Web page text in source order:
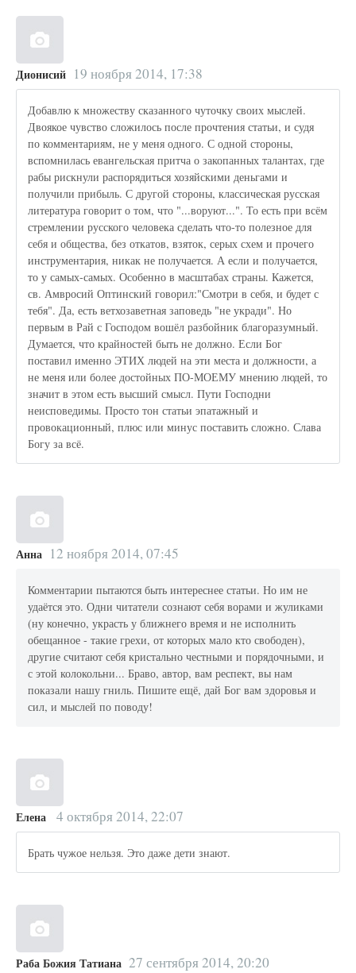
Дионисий 19 ноября 2014, 17:38
Добавлю к множеству сказанного чуточку своих мыслей.
Двоякое чувство сложилось после прочтения статьи, и судя
по комментариям, не у меня одного. С одной стороны,
вспомнилась евангельская притча о закопанных талантах, где
рабы рискнули распорядиться хозяйскими деньгами и
получили прибыль. С другой стороны, классическая русская
литература говорит о том, что "...воруют...". То есть при всём
стремлении русского человека сделать что-то полезное для
себя и общества, без откатов, взяток, серых схем и прочего
инструментария, никак не получается. А если и получается,
то у самых-самых. Особенно в масштабах страны. Кажется,
св. Амвросий Оптинский говорил:"Смотри в себя, и будет с
тебя". Да, есть ветхозаветная заповедь "не укради". Но
первым в Рай с Господом вошёл разбойник благоразумный.
Думается, что крайностей быть не должно. Если Бог
поставил именно ЭТИХ людей на эти места и должности, а
не меня или более достойных ПО-МОЕМУ мнению людей, то
значит в этом есть высший смысл. Пути Господни
неисповедимы. Просто тон статьи эпатажный и
провокационный, плюс или минус поставить сложно. Слава
Богу за всё.
Анна 12 ноября 2014, 07:45
Комментарии пытаются быть интереснее статьи. Но им не
удаётся это. Одни читатели сознают себя ворами и жуликами
(ну конечно, украсть у ближнего время и не исполнить
обещанное - такие грехи, от которых мало кто свободен),
другие считают себя кристально честными и порядочными, и
с этой колокольни... Браво, автор, вам респект, вы нам
показали нашу гниль. Пишите ещё, дай Бог вам здоровья и
сил, и мыслей по поводу!
Елена 4 октября 2014, 22:07
Брать чужое нельзя. Это даже дети знают.
Раба Божия Татиана 27 сентября 2014, 20:20